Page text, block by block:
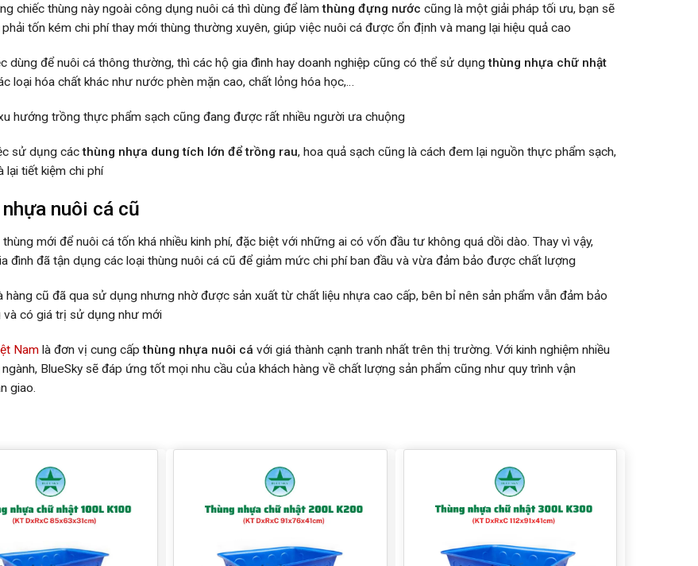
chiếc thùng này ngoài công dụng nuôi cá thì dùng để làmthùng đựng nước cũng là một giải pháp tối ưu, bạn sẽ
tốn kém chi phí thay mới thùng thường xuyên, giúp việc nuôi cá được ổn định và mang lại hiệu quả cao
dùng để nuôi cá thông thường, thì các hộ gia đình hay doanh nghiệp cũng có thể sử dụngthùng nhựa chữ nhật
loại hóa chất khác như nước phèn mặn cao, chất lỏng hóa học,…
hướng trồng thực phẩm sạch cũng đang được rất nhiều người ưa chuộng
sử dụng cácthùng nhựa dung tích lớn để trồng rau, hoa quả sạch cũng là cách đem lại nguồn thực phẩm sạch,
lại tiết kiệm chi phí
nuôi cá cũ
thùng mới để nuôi cá tốn khá nhiều kinh phí, đặc biệt với những ai có vốn đầu tư không quá dồi dào. Thay vì vậy,
đình đã tận dụng các loại thùng nuôi cá cũ để giảm mức chi phí ban đầu và vừa đảm bảo được chất lượng
hàng cũ đã qua sử dụng nhưng nhờ được sản xuất từ chất liệu nhựa cao cấp, bên bỉ nên sản phẩm vẫn đảm bảo
và có giá trị sử dụng như mới
Namlà đơn vị cung cấpthùng nhựa nuôi cá với giá thành cạnh tranh nhất trên thị trường. Với kinh nghiệm nhiều
BlueSky sẽ đáp ứng tốt mọi nhu cầu của khách hàng về chất lượng sản phẩm cũng như quy trình vận
giao.